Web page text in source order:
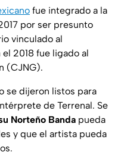
fue integrado a la
por ser presunto
vinculado al
2018 fue ligado al
(CJNG).
se dijeron listos para
de Terrenal. Se
Norteño Banda pueda
y que el artista pueda